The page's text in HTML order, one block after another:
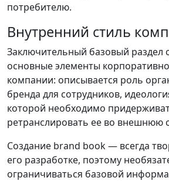
потребителю.
Внутренний стиль
Заключительный базовый раздел
основные элементы
компании: описывается роль
бренда для сотрудников,
которой необходимо
ретранслировать ее во внешнюю
Создание brand book — всегда
его разработке, поэтому
ограничиваться базовой